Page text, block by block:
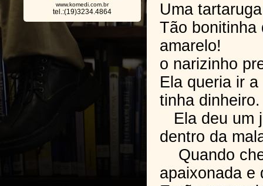
www.komedi.com.br
tel.:(19)3234.4864
Uma
Tão bonitinha
amarelo!
o narizinho
Ela queria ir
tinha dinheiro.
Ela deu um
dentro da
Quando
apaixonada e